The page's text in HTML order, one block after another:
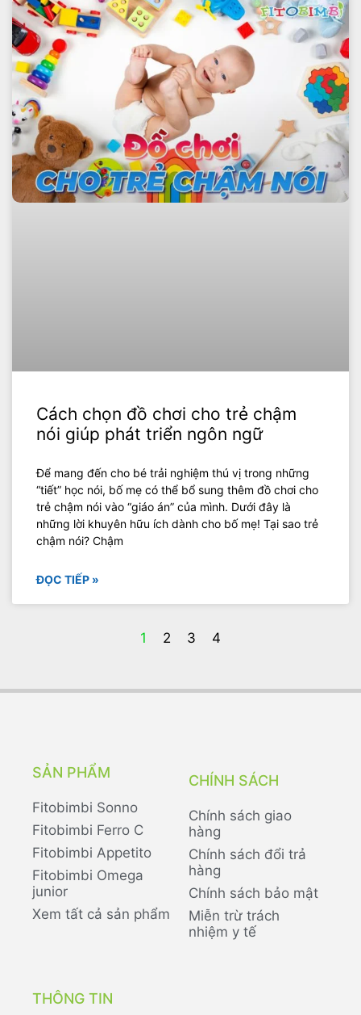
Cách chọn đồ chơi cho trẻ chậm
nói giúp phát triển ngôn ngữ
Để mang đến cho bé trải nghiệm thú vị trong những
“tiết” học nói, bố mẹ có thể bổ sung thêm đồ chơi cho
trẻ chậm nói vào “giáo án” của mình. Dưới đây là
những lời khuyên hữu ích dành cho bố mẹ! Tại sao trẻ
chậm nói? Chậm
ĐỌC TIẾP »
1 2 3 4
SẢN PHẨM
Fitobimbi Sonno
Fitobimbi Ferro C
Fitobimbi Appetito
Fitobimbi Omega
junior
Xem tất cả sản phẩm
CHÍNH SÁCH
Chính sách giao
hàng
Chính sách đổi trả
hàng
Chính sách bảo mật
Miễn trừ trách
nhiệm y tế
THÔNG TIN